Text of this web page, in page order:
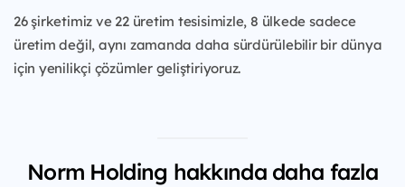
26 şirketimiz ve 22 üretim tesisimizle, 8 ülkede sadece
üretim değil, aynı zamanda daha sürdürülebilir bir dünya
için yenilikçi çözümler geliştiriyoruz.
Norm Holding hakkında daha fazla